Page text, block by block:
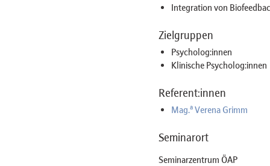
Integration von
Zielgruppen
Psycholog:innen
Klinische Psycholog:innen
Referent:innen
Mag. aVerena Grimm
Seminarort
Seminarzentrum ÖAP